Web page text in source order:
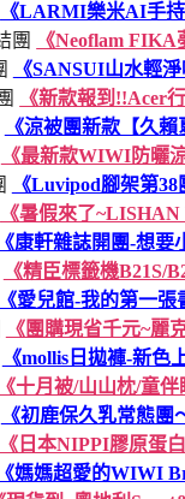
《LARMI樂米AI手
團
《Neoflam
《SANSUI山水輕
《新款報到!!Acer
《涼被團新款【久
《最新款WIWI防曬
《Luvipod腳架第
《暑假來了
《康軒雜誌開團-想
《精臣標籤機B21S/
《愛兒館-我的第一
《團購現省千元~麗
《mollis日拋褲-新
《十月被/山山枕/童
《初鹿保久乳常態
《日本NIPPI膠原蛋
《媽媽超愛的WIWI